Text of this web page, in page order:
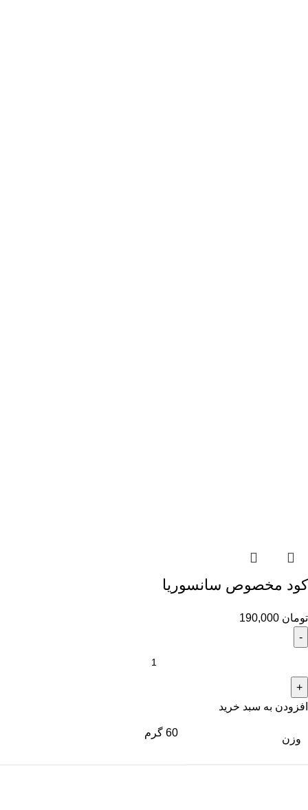
کود مخصوص سانسوریا
تومان
افزودن به سبد خرید
وزن
60 گرم